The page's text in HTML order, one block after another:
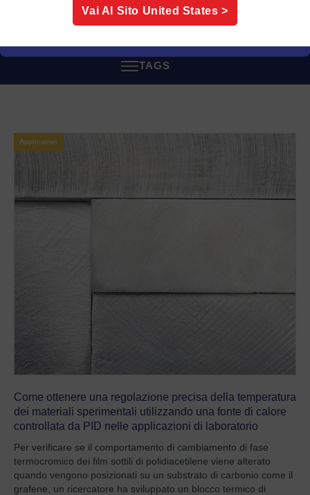
stanno affrontando sfide simili.
TAGS
Application
Come ottenere una regolazione precisa della temperatura
dei materiali sperimentali utilizzando una fonte di calore
controllata da PID nelle applicazioni di laboratorio
Per verificare se il comportamento di cambiamento di fase
termocromico dei film sottili di polidiacetilene viene alterato
quando vengono posizionati su un substrato di carbonio come il
grafene, un ricercatore ha sviluppato un blocco termico di
Vai Al Sito United States >